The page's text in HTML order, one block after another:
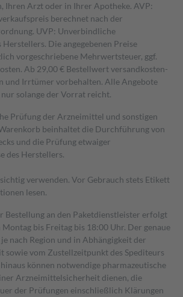
Ihren Arzt oder in Ihrer Apotheke. AVP:
berechnet nach der
UVP: Unverbindliche
Die angegebenen Preise
vorgeschriebene Mehrwertsteuer, ggf.
Ab 29,00 € Bestell­wert versand­kosten­
und Irrtümer vorbehalten. Alle Angebote
solange der Vorrat reicht.
Prüfung der Arzneimittel und sonstigen
beinhaltet die Durchführung von
und die Prüfung etwaiger
des Herstellers.
verwenden. Vor Gebrauch stets Etikett
lesen.
Bestellung an den Paketdienstleister erfolgt
bis Freitag bis 18:00 Uhr. Der genaue
nach Region und in Abhängigkeit der
sowie vom Zustellzeitpunkt des Spediteurs
können notwendige pharmazeutische
Arzneimittelsicherheit dienen, die
der Prüfungen einschließlich Klärungen